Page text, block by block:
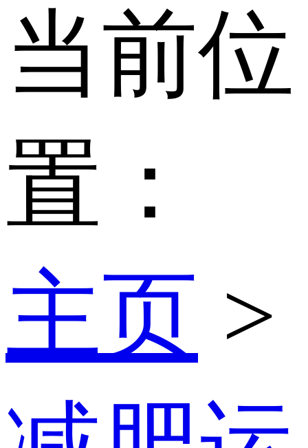
当前位
置：
主页 >